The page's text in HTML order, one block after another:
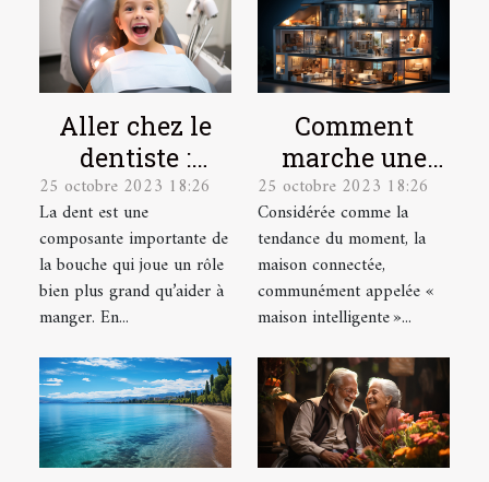
Aller chez le
dentiste :
parlons-en !
25 octobre 2023 18:26
La dent est une
composante importante de
la bouche qui joue un rôle
bien plus grand qu’aider à
manger. En...
Comment
marche une
maison
connectée ?
25 octobre 2023 18:26
Considérée comme la
tendance du moment, la
maison connectée,
communément appelée «
maison intelligente »...